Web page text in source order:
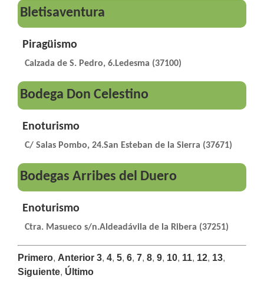
Bletisaventura
Piragüismo
Calzada de S. Pedro, 6.Ledesma (37100)
Bodega Don Celestino
Enoturismo
C/ Salas Pombo, 24.San Esteban de la Sierra (37671)
Bodegas Arribes del Duero
Enoturismo
Ctra. Masueco s/n.Aldeadávila de la Ribera (37251)
Primero, Anterior 3, 4, 5, 6, 7, 8, 9, 10, 11, 12, 13,
Siguiente, Último